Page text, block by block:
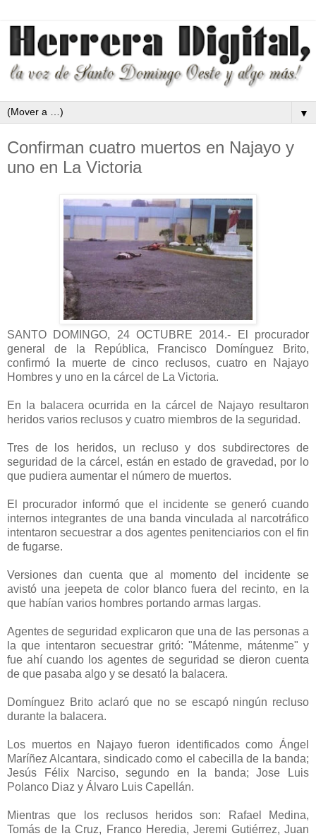
▼
Confirman cuatro muertos en Najayo y
uno en La Victoria
SANTO DOMINGO, 24 OCTUBRE 2014.- El procurador
general de la República, Francisco Domínguez Brito,
confirmó la muerte de cinco reclusos, cuatro en Najayo
Hombres y uno en la cárcel de La Victoria.
En la balacera ocurrida en la cárcel de Najayo resultaron
heridos varios reclusos y cuatro miembros de la seguridad.
Tres de los heridos, un recluso y dos subdirectores de
seguridad de la cárcel, están en estado de gravedad, por lo
que pudiera aumentar el número de muertos.
El procurador informó que el incidente se generó cuando
internos integrantes de una banda vinculada al narcotráfico
intentaron secuestrar a dos agentes penitenciarios con el fin
de fugarse.
Versiones dan cuenta que al momento del incidente se
avistó una jeepeta de color blanco fuera del recinto, en la
que habían varios hombres portando armas largas.
Agentes de seguridad explicaron que una de las personas a
la que intentaron secuestrar gritó: "Mátenme, mátenme" y
fue ahí cuando los agentes de seguridad se dieron cuenta
de que pasaba algo y se desató la balacera.
Domínguez Brito aclaró que no se escapó ningún recluso
durante la balacera.
Los muertos en Najayo fueron identificados como Ángel
Maríñez Alcantara, sindicado como el cabecilla de la banda;
Jesús Félix Narciso, segundo en la banda; Jose Luis
Polanco Diaz y Álvaro Luis Capellán.
Mientras que los reclusos heridos son: Rafael Medina,
Tomás de la Cruz, Franco Heredia, Jeremi Gutiérrez, Juan